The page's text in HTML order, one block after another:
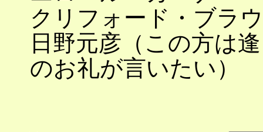
クリフォード・ブラ
日野元彦（この方は
のお礼が言いたい）